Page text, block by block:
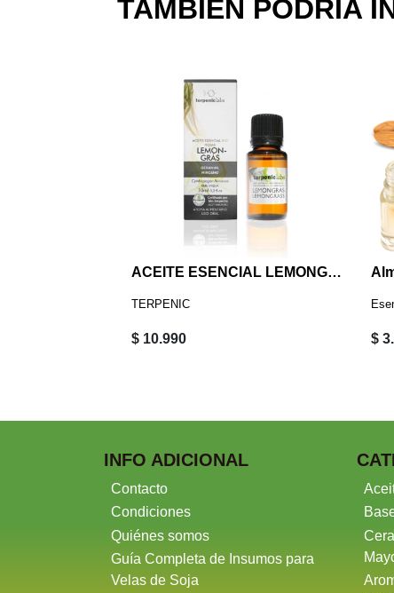
TAMBIÉN PODRIA
ACEITE ESENCIAL LEMONGRAS BIO 10 ML TERPENIC
TERPENIC
$ 10.990 $
INFO ADICIONAL
Contacto
Condiciones
Quiénes somos
Guía Completa de Insumos para
Velas de Soja